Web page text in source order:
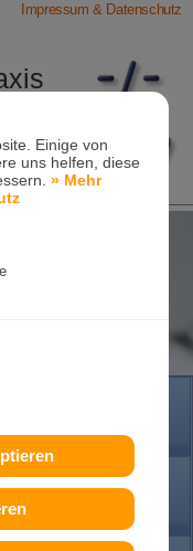
Einige von
uns helfen, diese
» Mehr
Impressum & Datenschutz